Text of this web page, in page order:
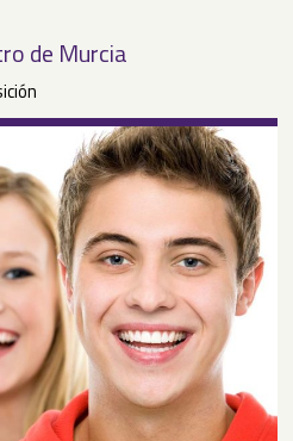
de Murcia